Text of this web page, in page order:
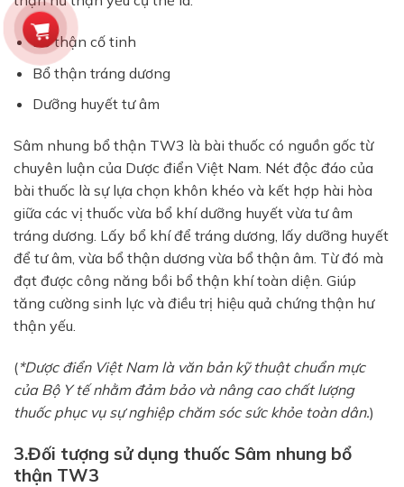
Bổ thận cố tinh
Bổ thận tráng dương
Dưỡng huyết tư âm
Sâm nhung bổ thận TW3 là bài thuốc có nguồn gốc từ
chuyên luận của Dược điển Việt Nam. Nét độc đáo của
bài thuốc là sự lựa chọn khôn khéo và kết hợp hài hòa
giữa các vị thuốc vừa bổ khí dưỡng huyết vừa tư âm
tráng dương. Lấy bổ khí để tráng dương, lấy dưỡng huyết
để tư âm, vừa bổ thận dương vừa bổ thận âm. Từ đó mà
đạt được công năng bồi bổ thận khí toàn diện. Giúp
tăng cường sinh lực và điều trị hiệu quả chứng thận hư
thận yếu.
(*Dược điển Việt Nam là văn bản kỹ thuật chuẩn mực
của Bộ Y tế nhằm đảm bảo và nâng cao chất lượng
thuốc phục vụ sự nghiệp chăm sóc sức khỏe toàn dân.)
3.Đối tượng sử dụng thuốc Sâm nhung bổ
thận TW3